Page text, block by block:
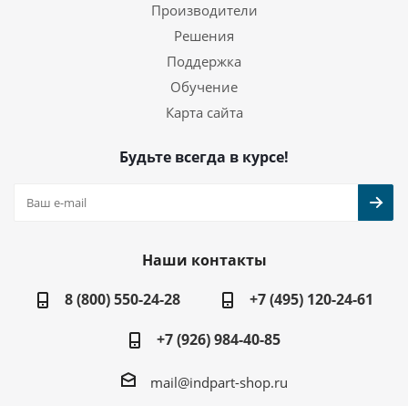
Производители
Решения
Поддержка
Обучение
Карта сайта
Будьте всегда в курсе!
Наши контакты
8 (800) 550-24-28
+7 (495) 120-24-61
+7 (926) 984-40-85
mail@indpart-shop.ru